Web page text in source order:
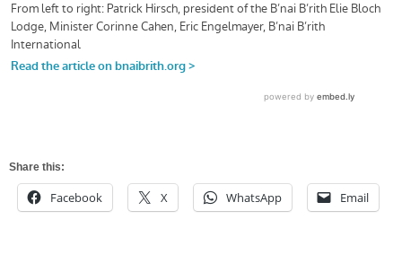
Share this:
Facebook X WhatsApp Email